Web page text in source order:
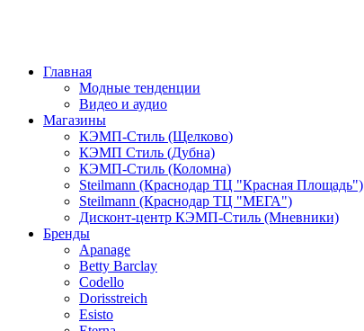
Главная
Модные тенденции
Видео и аудио
Магазины
КЭМП-Стиль (Щелково)
КЭМП Стиль (Дубна)
КЭМП-Стиль (Коломна)
Steilmann (Краснодар ТЦ "Красная Площадь")
Steilmann (Краснодар ТЦ "МЕГА")
Дисконт-центр КЭМП-Стиль (Мневники)
Бренды
Apanage
Betty Barclay
Codello
Dorisstreich
Esisto